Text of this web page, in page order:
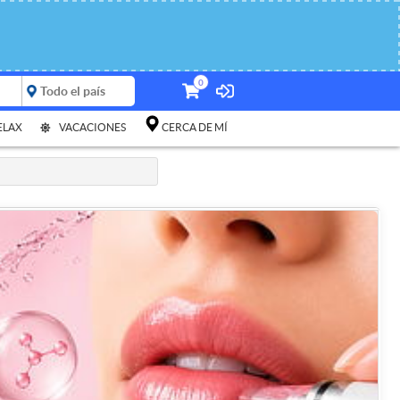
0
VACACIONES CERCA DE MÍ